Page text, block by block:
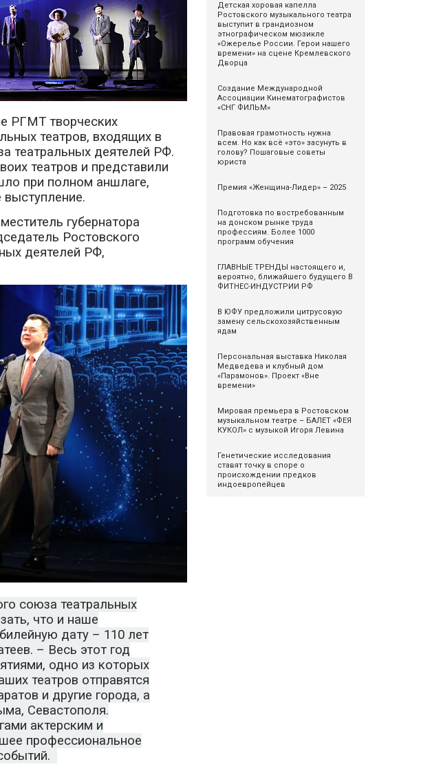
РГМТ творческих
театров, входящих в
театральных деятелей РФ.
театров и представили
при полном аншлаге,
губернатора
Ростовского
деятелей РФ,
союза театральных
что и наше
дату – 110 лет
– Весь этот год
одно из которых
театров отправятся
и другие города, а
Севастополя.
актерским и
профессиональное
Детская хоровая капелла
Ростовского музыкального театра
выступит в грандиозном
этнографическом мюзикле
«Ожерелье России. Герои нашего
времени» на сцене Кремлевского
Дворца
Cоздание Международной
Ассоциации Кинематографистов
«СНГ ФИЛЬМ»
Правовая грамотность нужна
всем. Но как всё «это» засунуть в
голову? Пошаговые советы
юриста
Премия «Женщина-Лидер» – 2025
Подготовка по востребованным
на донском рынке труда
профессиям. Более 1000
программ обучения
ГЛАВНЫЕ ТРЕНДЫ настоящего и,
вероятно, ближайшего будущего В
ФИТНЕС-ИНДУСТРИИ РФ
В ЮФУ предложили цитрусовую
замену сельскохозяйственным
ядам
Персональная выставка Николая
Медведева и клубный дом
«Парамонов». Проект «Вне
времени»
Мировая премьера в Ростовском
музыкальном театре – БАЛЕТ «ФЕЯ
КУКОЛ» с музыкой Игоря Левина
Генетические исследования
ставят точку в споре о
происхождении предков
индоевропейцев